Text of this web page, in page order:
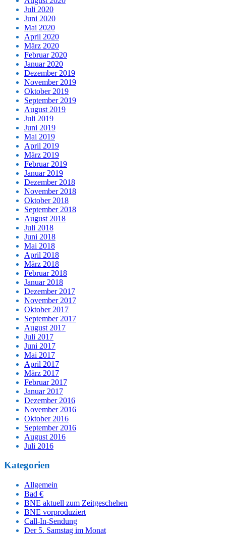
Juli 2020
Juni 2020
Mai 2020
April 2020
März 2020
Februar 2020
Januar 2020
Dezember 2019
November 2019
Oktober 2019
September 2019
August 2019
Juli 2019
Juni 2019
Mai 2019
April 2019
März 2019
Februar 2019
Januar 2019
Dezember 2018
November 2018
Oktober 2018
September 2018
August 2018
Juli 2018
Juni 2018
Mai 2018
April 2018
März 2018
Februar 2018
Januar 2018
Dezember 2017
November 2017
Oktober 2017
September 2017
August 2017
Juli 2017
Juni 2017
Mai 2017
April 2017
März 2017
Februar 2017
Januar 2017
Dezember 2016
November 2016
Oktober 2016
September 2016
August 2016
Juli 2016
Kategorien
Allgemein
Bad €
BNE aktuell zum Zeitgeschehen
BNE vorproduziert
Call-In-Sendung
Der 5. Samstag im Monat